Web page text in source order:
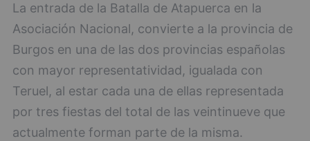
La entrada de la Batalla de Atapuerca en la
Asociación Nacional, convierte a la provincia de
Burgos en una de las dos provincias españolas
con mayor representatividad, igualada con
Teruel, al estar cada una de ellas representada
por tres fiestas del total de las veintinueve que
actualmente forman parte de la misma.